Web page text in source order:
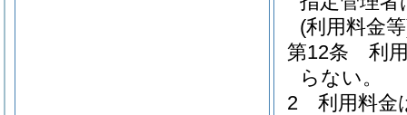
(利用料金
第12条
利
らない。
2
利用料金